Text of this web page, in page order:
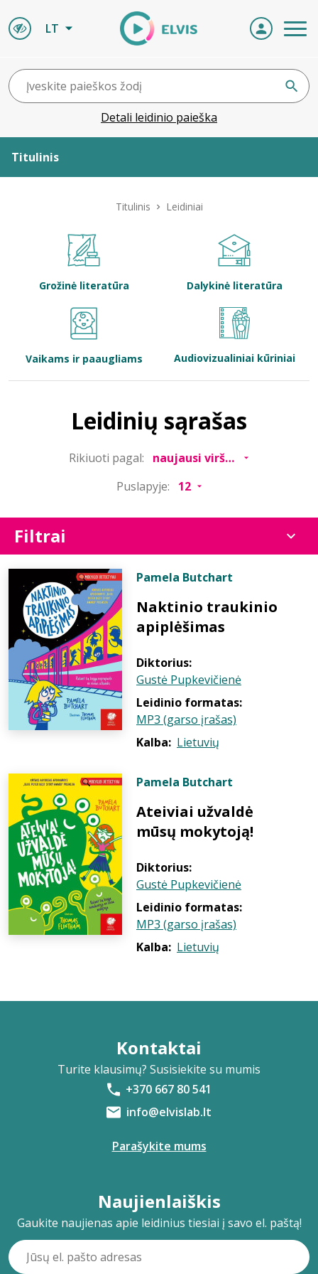
LT
Detali leidinio paieška
Titulinis
Bibliotekoms
Titulinis Leidiniai
Grožinė literatūra Dalykinė literatūra
Vaikams ir paaugliams Audiovizualiniai kūriniai
Leidinių sąrašas
Rikiuoti pagal:
Puslapyje:
Filtrai
Pamela Butchart
Naktinio traukinio
apiplėšimas
Diktorius:
Gustė Pupkevičienė
Leidinio formatas:
MP3 (garso įrašas)
Kalba: Lietuvių
Pamela Butchart
Ateiviai užvaldė
mūsų mokytoją!
Diktorius:
Gustė Pupkevičienė
Leidinio formatas:
MP3 (garso įrašas)
Kalba: Lietuvių
Kontaktai
Turite klausimų? Susisiekite su mumis
+370 667 80 541
info@elvislab.lt
Parašykite mums
Naujienlaiškis
Gaukite naujienas apie leidinius tiesiai į savo el. paštą!